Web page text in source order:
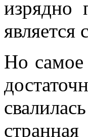
изрядно
является
Но самое